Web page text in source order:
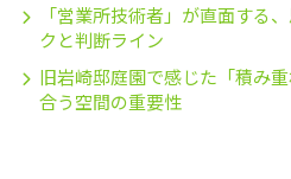
「営業所技術者」が直面する
クと判断ライン
旧岩崎邸庭園で感じた「積み
合う空間の重要性